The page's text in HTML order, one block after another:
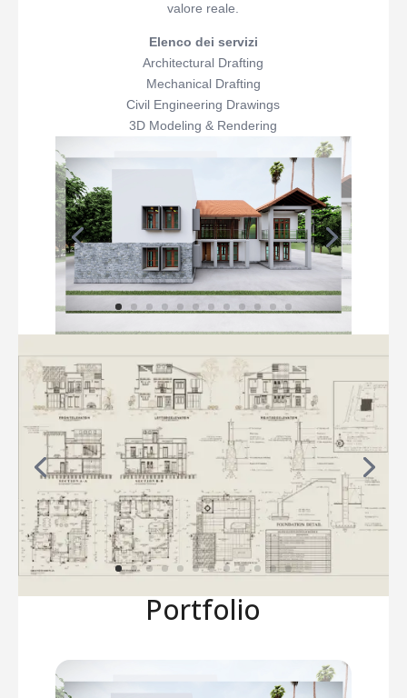
valore reale.
Elenco dei servizi
Architectural Drafting
Mechanical Drafting
Civil Engineering Drawings
3D Modeling & Rendering
Portfolio